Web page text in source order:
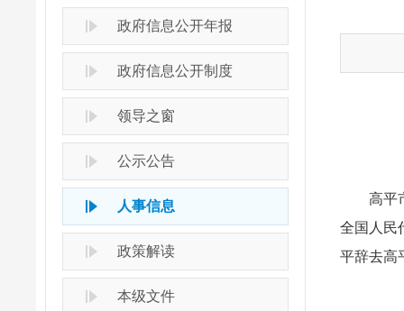
政府信息公开年报
政府信息公开制度
领导之窗
公示公告
人事信息
政策解读
本级文件
高平市
全国人民
平辞去高